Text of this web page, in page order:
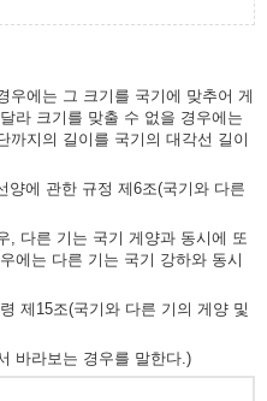
우에는 그 크기를 국기에 맞추어 게
라 크기를 맞출 수 없을 경우에는
까지의 길이를 국기의 대각선 길이
양에 관한 규정 제6조(국기와 다른
, 다른 기는 국기 게양과 동시에 또
에는 다른 기는 국기 강하와 동시
제15조(국기와 다른 기의 게양 및
바라보는 경우를 말한다.)